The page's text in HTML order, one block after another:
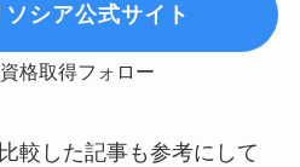
シア公式サイト
格取得フォロー
較した記事も参考にして